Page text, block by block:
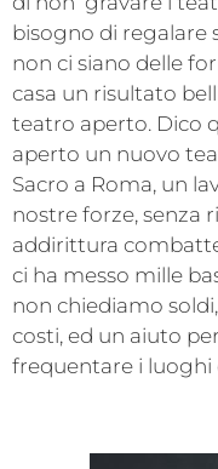
bisogno di regalare
non ci siano delle
casa un risultato
teatro aperto. Dico
aperto un nuovo
Sacro a Roma, un
nostre forze, senza
addirittura
ci ha messo mille
non chiediamo
costi, ed un aiuto
frequentare i luoghi